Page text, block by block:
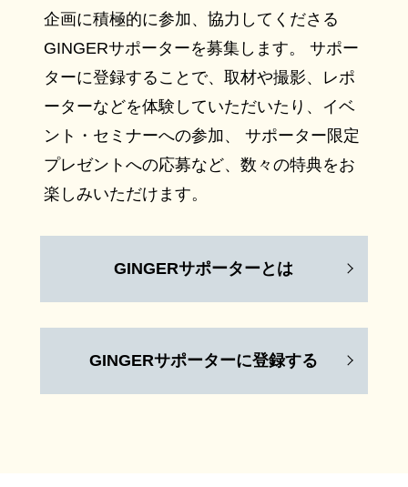
企画に積極的に参加、協力してくださる
GINGERサポーターを募集します。 サポー
ターに登録することで、取材や撮影、レポ
ーターなどを体験していただいたり、イベ
ント・セミナーへの参加、 サポーター限定
プレゼントへの応募など、数々の特典をお
楽しみいただけます。
GINGERサポーターとは
GINGERサポーターに登録する